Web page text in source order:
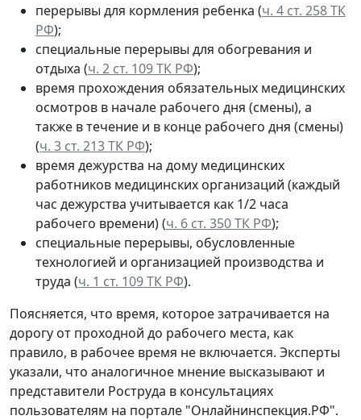
перерывы для кормления ребенка (ч. 4 ст. 258 ТК
РФ);
специальные перерывы для обогревания и
отдыха (ч. 2 ст. 109 ТК РФ);
время прохождения обязательных медицинских
осмотров в начале рабочего дня (смены), а
также в течение и в конце рабочего дня (смены)
(ч. 3 ст. 213 ТК РФ);
время дежурства на дому медицинских
работников медицинских организаций (каждый
час дежурства учитывается как 1/2 часа
рабочего времени) (ч. 6 ст. 350 ТК РФ);
специальные перерывы, обусловленные
технологией и организацией производства и
труда (ч. 1 ст. 109 ТК РФ).
Поясняется, что время, которое затрачивается на
дорогу от проходной до рабочего места, как
правило, в рабочее время не включается. Эксперты
указали, что аналогичное мнение высказывают и
представители Роструда в консультациях
пользователям на портале "Онлайнинспекция.РФ".